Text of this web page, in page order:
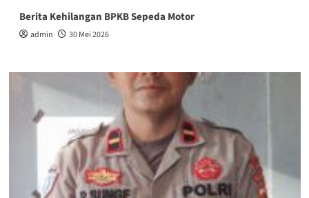
Berita Kehilangan BPKB Sepeda Motor
admin 30 Mei 2026